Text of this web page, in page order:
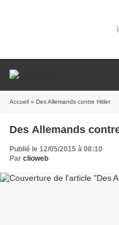
Accueil » Des Allemands contre Hitler
Des Allemands
Publié le 12/05/2015 à 08:10
Par clioweb